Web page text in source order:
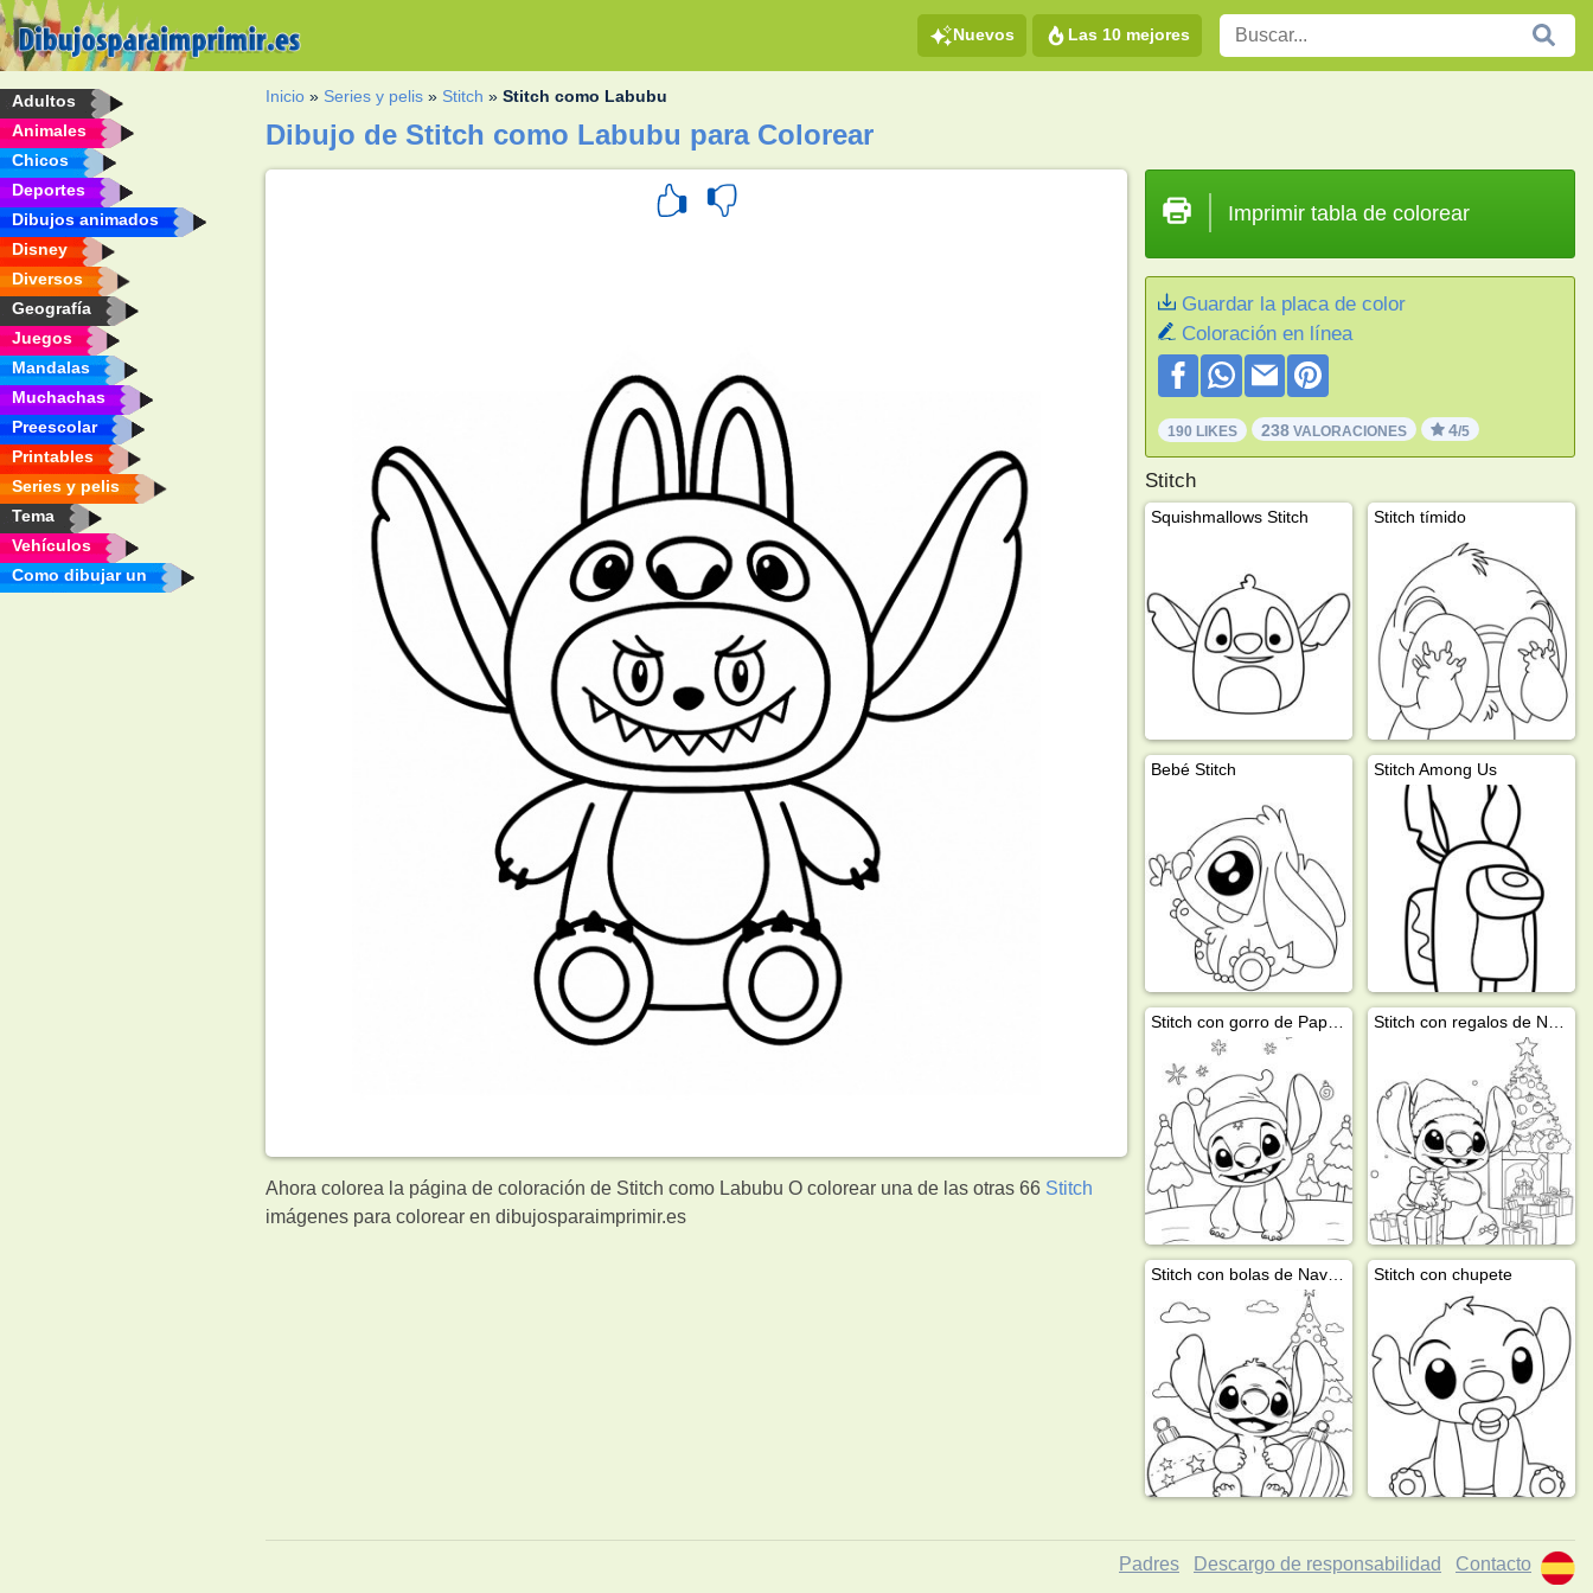
Nuevos Las 10 mejores
Adultos
Animales
Chicos
Deportes
Dibujos animados
Disney
Diversos
Geografía
Juegos
Mandalas
Muchachas
Preescolar
Printables
Series y pelis
Tema
Vehículos
Como dibujar un
Inicio » Series y pelis » Stitch »Stitch como Labubu
Dibujo de Stitch como Labubu para Colorear
Ahora colorea la página de coloración de Stitch como Labubu O colorear una de las otras 66 Stitch
imágenes para colorear en dibujosparaimprimir.es
Imprimir tabla de colorear
Guardar la placa de color
Coloración en línea
190 LIKES 238VALORACIONES 4/5
Stitch
Squishmallows Stitch Stitch tímido
Bebé Stitch Stitch Among Us
Stitch con gorro de Papá Noel
Stitch con bolas de Navidad Stitch con chupete
Padres Descargo de responsabilidad Contacto